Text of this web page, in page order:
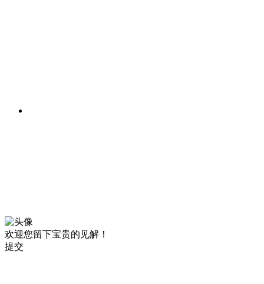
欢迎您留下宝贵的见解！
提交